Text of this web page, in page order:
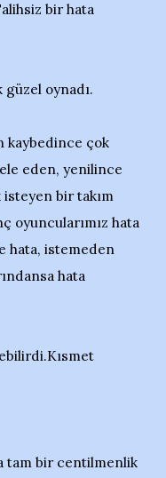
bir hata
oynadı.
kaybedince çok
eden, yenilince
bir takım
oyuncularımız hata
hata, istemeden
hata
tam bir centilmenlik